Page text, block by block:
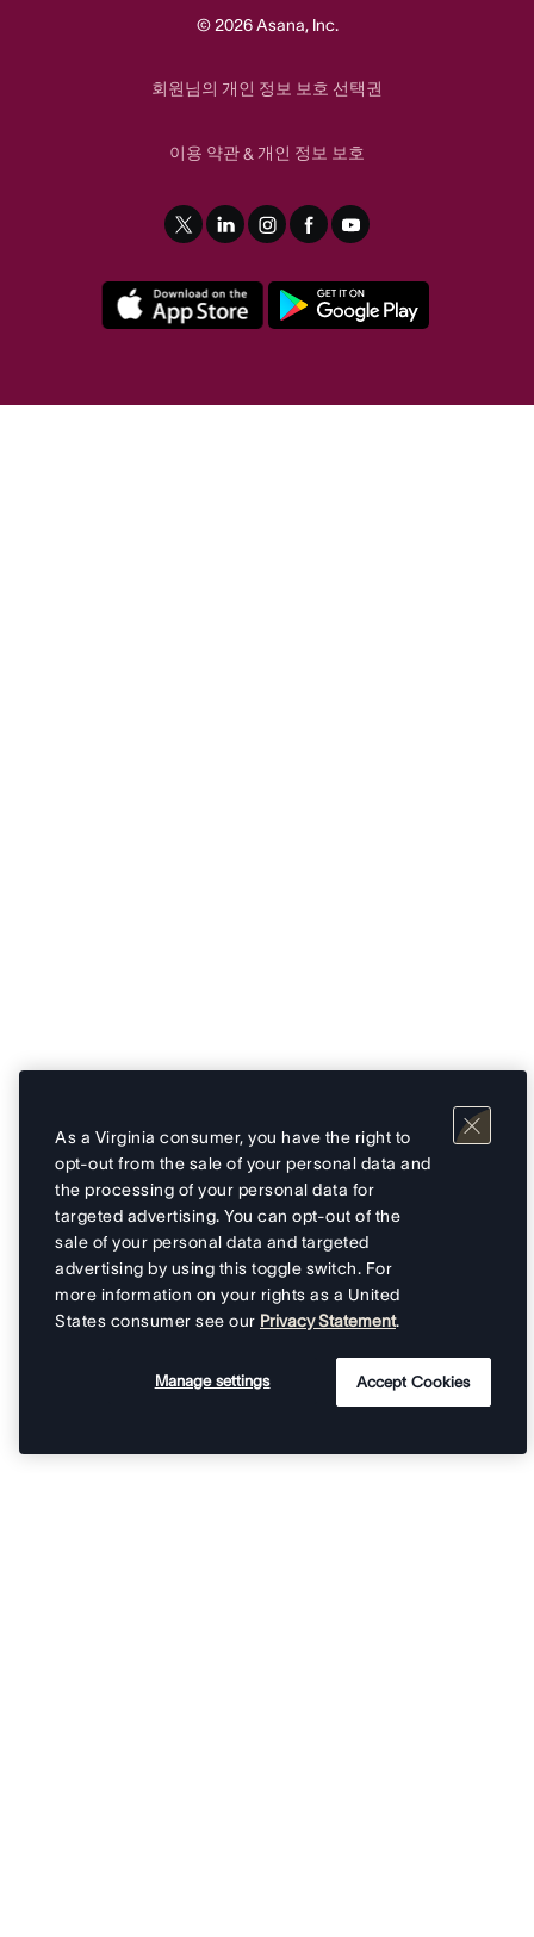
© 2026 Asana, Inc.
회원님의 개인 정보 보호 선택권
이용 약관& 개인 정보 보호
As a Virginia consumer, you have the right to
opt-out from the sale of your personal data and
the processing of your personal data for
targeted advertising. You can opt-out of the
sale of your personal data and targeted
advertising by using this toggle switch. For
more information on your rights as a United
States consumer see our Privacy Statement.
Manage settings Accept Cookies